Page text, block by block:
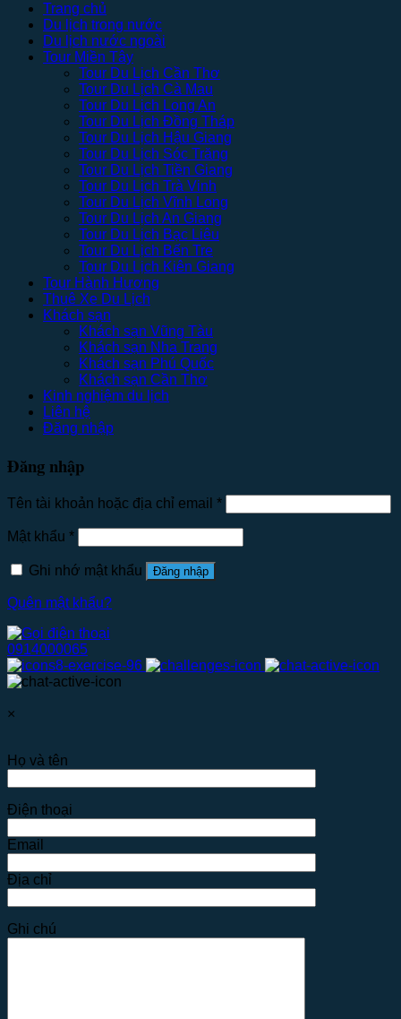
Trang chủ
Du lịch trong nước
Du lịch nước ngoài
Tour Miền Tây
Tour Du Lịch Cần Thơ
Tour Du Lịch Cà Mau
Tour Du Lịch Long An
Tour Du Lịch Đồng Tháp
Tour Du Lịch Hậu Giang
Tour Du Lịch Sóc Trăng
Tour Du Lịch Tiền Giang
Tour Du Lịch Trà Vinh
Tour Du Lịch Vĩnh Long
Tour Du Lịch An Giang
Tour Du Lịch Bạc Liêu
Tour Du Lịch Bến Tre
Tour Du Lịch Kiên Giang
Tour Hành Hương
Thuê Xe Du Lịch
Khách sạn
Khách sạn Vũng Tàu
Khách sạn Nha Trang
Khách sạn Phú Quốc
Khách sạn Cần Thơ
Kinh nghiệm du lịch
Liên hệ
Đăng nhập
Đăng nhập
Tên tài khoản hoặc địa chỉ email *
Mật khẩu *
Ghi nhớ mật khẩu Đăng nhập
Quên mật khẩu?
0914000065
×
Họ và tên
Điện thoại
Email
Địa chỉ
Ghi chú